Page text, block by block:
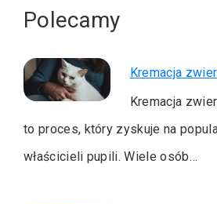
Polecamy
Kremacja
Kremacja
to proces, który zyskuje na
właścicieli pupili. Wiele osób…